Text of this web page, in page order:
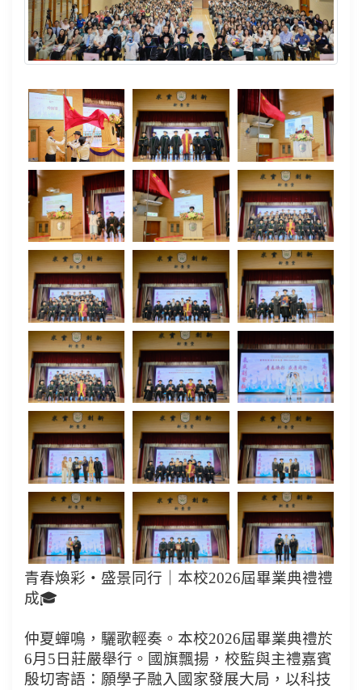
青春煥彩・盛景同行｜本校2026屆畢業典禮禮
成🎓
仲夏蟬鳴，驪歌輕奏。本校2026屆畢業典禮於
6月5日莊嚴舉行。國旗飄揚，校監與主禮嘉賓
殷切寄語：願學子融入國家發展大局，以科技